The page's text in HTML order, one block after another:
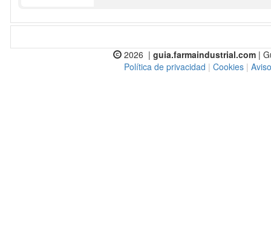
2026 | guia.farmaindustrial.com |
Política de privacidad | Cookies |